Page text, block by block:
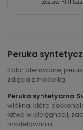
Zestaw HIT!
Peruka
Kolor oferowanej
zdjęcia z modelką.
Peruka syntetyczna
włókna, które
łatwa w pielęgnacji,
modelowania.